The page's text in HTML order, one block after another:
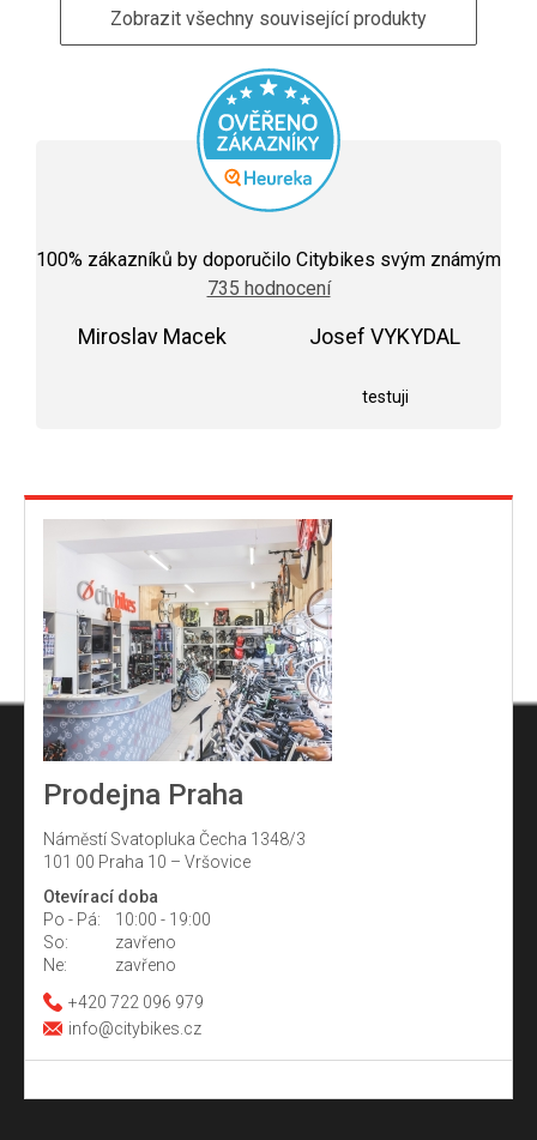
Zobrazit všechny související produkty
hodnocení
obchodu
je
100% zákazníků by doporučilo Citybikes svým známým
735 hodnocení
Miroslav Macek Josef VYKYDAL
testuji
Prodejna Praha
Náměstí Svatopluka Čecha 1348/3
101 00 Praha 10 – Vršovice
Otevírací doba
Po - Pá:
10:00 - 19:00
So:
zavřeno
Ne:
zavřeno
+420 722 096 979
info@citybikes.cz